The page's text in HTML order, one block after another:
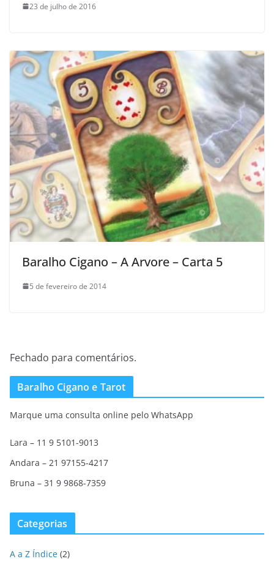
23 de julho de 2016
Baralho Cigano – A Arvore – Carta 5
5 de fevereiro de 2014
Fechado para comentários.
Baralho Cigano e Tarot
Marque uma consulta online pelo WhatsApp
Lara – 11 9 5101-9013
Andara – 21 97155-4217
Bruna – 31 9 9868-7359
Categorias
A a Z Índice (2)